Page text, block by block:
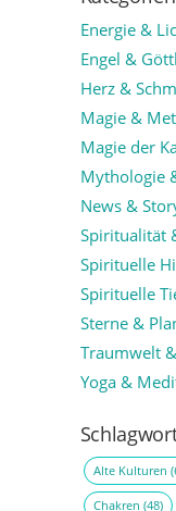
Energie &
Engel &
Herz &
Magie &
Magie der
Mythologie
News &
Spiritualität
Spirituelle
Spirituelle
Sterne &
Traumwelt
Yoga &
Alte Kulturen
Chakren (48)